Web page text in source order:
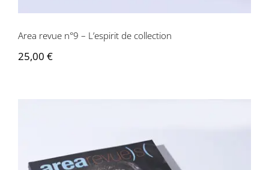
Area revue n°9 – L’espirit de collection
25,00 €